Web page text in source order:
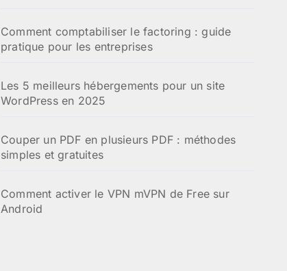
Comment comptabiliser le factoring : guide
pratique pour les entreprises
Les 5 meilleurs hébergements pour un site
WordPress en 2025
Couper un PDF en plusieurs PDF : méthodes
simples et gratuites
Comment activer le VPN mVPN de Free sur
Android